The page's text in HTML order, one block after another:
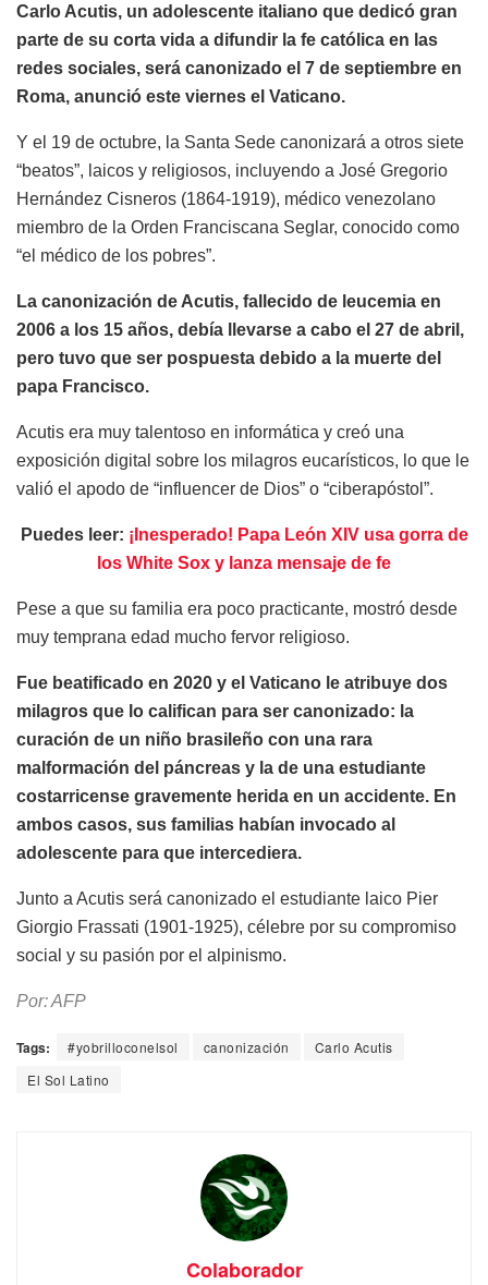
Carlo Acutis, un adolescente italiano que dedicó gran
parte de su corta vida a difundir la fe católica en las
redes sociales, será canonizado el 7 de septiembre en
Roma, anunció este viernes el Vaticano.
Y el 19 de octubre, la Santa Sede canonizará a otros siete
“beatos”, laicos y religiosos, incluyendo a José Gregorio
Hernández Cisneros (1864-1919), médico venezolano
miembro de la Orden Franciscana Seglar, conocido como
“el médico de los pobres”.
La canonización de Acutis, fallecido de leucemia en
2006 a los 15 años, debía llevarse a cabo el 27 de abril,
pero tuvo que ser pospuesta debido a la muerte del
papa Francisco.
Acutis era muy talentoso en informática y creó una
exposición digital sobre los milagros eucarísticos, lo que le
valió el apodo de “influencer de Dios” o “ciberapóstol”.
Puedes leer: ¡Inesperado! Papa León XIV usa gorra de
los White Sox y lanza mensaje de fe
Pese a que su familia era poco practicante, mostró desde
muy temprana edad mucho fervor religioso.
Fue beatificado en 2020 y el Vaticano le atribuye dos
milagros que lo califican para ser canonizado: la
curación de un niño brasileño con una rara
malformación del páncreas y la de una estudiante
costarricense gravemente herida en un accidente. En
ambos casos, sus familias habían invocado al
adolescente para que intercediera.
Junto a Acutis será canonizado el estudiante laico Pier
Giorgio Frassati (1901-1925), célebre por su compromiso
social y su pasión por el alpinismo.
Por: AFP
Tags: #yobrilloconelsol canonización
Carlo Acutis
El Sol Latino
Colaborador